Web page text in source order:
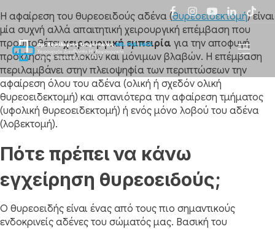
Η αφαίρεση του θυρεοειδούς αδένα (θυρεοειδεκτομή) είναι
μία συχνή αλλά απαιτητική χειρουργική επέμβαση που
προϋποθέτειχειρουργική εμπειρία για την αποφυγή
πρόκλησης επιπλοκών και μόνιμων βλαβών. Η επέμβαση
περιλαμβάνει στην πλειοψηφία των περιπτώσεων την
αφαίρεση όλου του αδένα (ολική ή σχεδόν ολική
θυρεοειδεκτομή) και σπανιότερα την αφαίρεση τμήματος
(υφολική θυρεοειδεκτομή) ή ενός μόνο λοβού του αδένα
(λοβεκτομή).
Πότε πρέπει να κάνω
εγχείρηση θυρεοειδούς;
Ο θυρεοειδής είναι ένας από τους πιο σημαντικούς
ενδοκρινείς αδένες του σώματός μας. Βασική του